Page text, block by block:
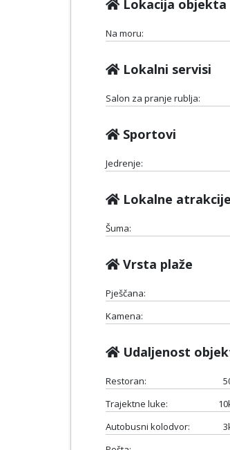
Lokacija objekta
Na moru:
Lokalni servisi
Salon za pranje rublja:
Sportovi
Jedrenje:
Lokalne atrakcije
Šuma:
Vrsta plaže
Pješčana:
Kamena:
Udaljenost
Restoran:
Trajektne luke:
Autobusni kolodvor: